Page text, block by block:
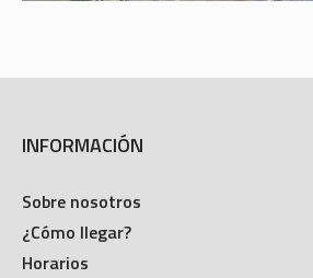
INFORMACIÓN
Sobre nosotros
¿Cómo llegar?
Horarios